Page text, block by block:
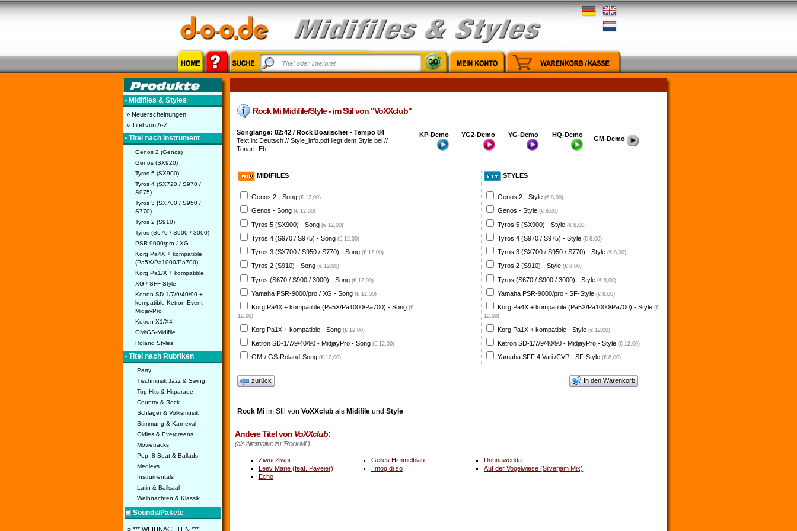
• Midifiles & Styles
» Neuerscheinungen
» Titel von A-Z
• Titel nach Instrument
Genos 2 (Genos)
Genos (SX920)
Tyros 5 (SX900)
Tyros 4 (SX720 / S970 /
S975)
Tyros 3 (SX700 / S950 /
S770)
Tyros 2 (S910)
Tyros (S670 / S900 / 3000)
PSR 9000/pro / XG
Korg Pa4X + kompatible
(Pa5X/Pa1000/Pa700)
Korg Pa1/X + kompatible
XG / SFF Style
Ketron SD-1/7/9/40/90 +
kompatible Ketron Event -
MidjayPro
Ketron X1/X4
GM/GS-Midifile
Roland Styles
• Titel nach Rubriken
Party
Tischmusik Jazz & Swing
Top Hits & Hitparade
Country & Rock
Schlager & Volksmusik
Stimmung & Karneval
Oldies & Evergreens
Movietracks
Pop, 8-Beat & Ballads
Medleys
Instrumentals
Latin & Ballsaal
Weihnachten & Klassik
Sounds/Pakete
» *** WEIHNACHTEN ***
Rock Mi Midifile/Style - im Stil von "VoXXclub"
Songlänge: 02:42 / Rock Boarischer - Tempo 84
Text in: Deutsch // Style_info.pdf liegt dem Style bei //
Tonart: Eb
KP-Demo YG2-Demo YG-Demo HQ-Demo
GM-Demo
MIDIFILES
Genos 2 - Song (€ 12,00)
Genos - Song (€ 12,00)
Tyros 5 (SX900) - Song (€ 12,00)
Tyros 4 (S970 / S975) - Song (€ 12,00)
Tyros 3 (SX700 / S950 / S770) - Song (€ 12,00)
Tyros 2 (S910) - Song (€ 12,00)
Tyros (S670 / S900 / 3000) - Song (€ 12,00)
Yamaha PSR-9000/pro / XG - Song (€ 12,00)
Korg Pa4X + kompatible (Pa5X/Pa1000/Pa700) - Song (€
12,00)
Korg Pa1X + kompatible - Song (€ 12,00)
Ketron SD-1/7/9/40/90 - MidjayPro - Song (€ 12,00)
GM-/ GS-Roland-Song (€ 12,00)
STYLES
Genos 2 - Style (€ 8,00)
Genos - Style (€ 8,00)
Tyros 5 (SX900) - Style (€ 8,00)
Tyros 4 (S970 / S975) - Style (€ 8,00)
Tyros 3 (SX700 / S950 / S770) - Style (€ 8,00)
Tyros 2 (S910) - Style (€ 8,00)
Tyros (S670 / S900 / 3000) - Style (€ 8,00)
Yamaha PSR-9000/pro - SF-Style (€ 8,00)
Korg Pa4X + kompatible (Pa5X/Pa1000/Pa700) - Style (€
12,00)
Korg Pa1X + kompatible - Style (€ 12,00)
Ketron SD-1/7/9/40/90 - MidjayPro - Style (€ 12,00)
Yamaha SFF 4 Vari./CVP - SF-Style (€ 8,00)
zurück In den Warenkorb
Rock Miim Stil von VoXXclubals Midifileund Style
Andere Titel von VoXXclub:
(als Alternative zu "Rock Mi")
Ziwui Ziwui Geiles Himmelblau
Donnawedda
Leev Marie (feat. Paveier)
I mog di so
Auf der Vogelwiese (Silverjam Mix)
Echo